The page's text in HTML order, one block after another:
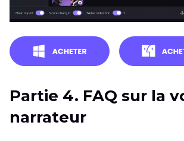
Partie 4. FAQ sur la
narrateur